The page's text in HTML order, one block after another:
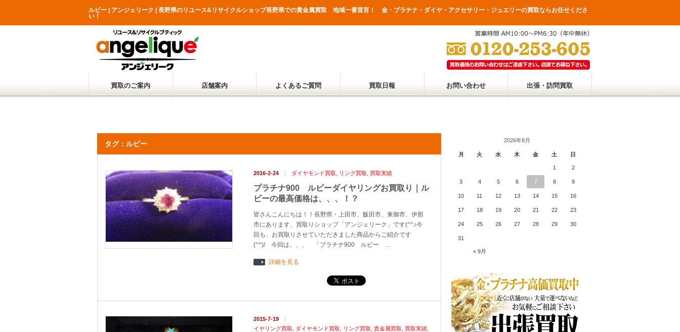
ルビー | アンジェリーク | 長野県のリユース&リサイクルショップ長野県での貴金属買取 地域一番宣言！ 金・プラチナ・ダイヤ・アクセサリー・ジュエリーの買取ならお任せくださ
い！
買取のご案内 店舗案内 よくあるご質問 買取日報 お問い合わせ 出張・訪問買取
タグ：ルビー
2016-2-24 ダイヤモンド買取 リング買取 買取実績
プラチナ900 ルビーダイヤリングお買取り｜ル
ビーの最高価格は、、、！？
皆さんこんにちは！！長野県・上田市、飯田市、東御市、伊那
市にあります、買取りショップ「アンジェリーク」です(^^♪今
回も、お買取りさせていただきました商品からご紹介です
(^^)/ 今回は、、、 「プラチナ900 ルビー …
詳細を見る
2015-7-19
イヤリング買取
ダイヤモンド買取 リング買取 貴金属買取 買取実績
2026年8月
月 火 水 木 金 土 日
« 9月
1 2
3 4 5 6 7 8 9
10 11 12 13 14 15 16
17 18 19 20 21 22 23
24 25 26 27 28 29 30
31